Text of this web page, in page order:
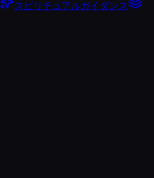
スピリチュアルガイダンス